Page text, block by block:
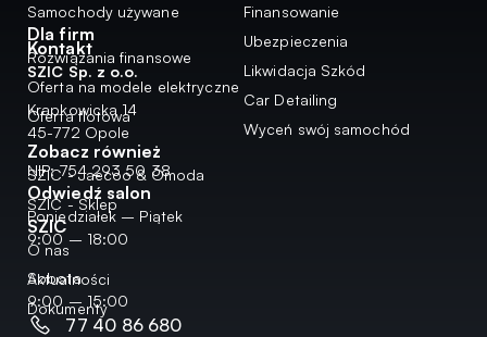
Finansowanie
Ubezpieczenia
Likwidacja Szkód
Car Detailing
Wyceń swój samochód
Samochody używane
Dla firm
Rozwiązania finansowe
Oferta na modele elektryczne
Oferta flotowa
SZIC
O nas
Aktualności
Dokumenty
Zobacz również
SZIC - Jaecoo & Omoda
SZIC - Sklep
Kontakt
SZIC Sp. z o.o.
Krapkowicka 14
45-772 Opole
NIP: 754 293 50 38
Odwiedź salon
Poniedziałek – Piątek
9:00 – 18:00
Sobota
9:00 – 15:00
77 40 86 680